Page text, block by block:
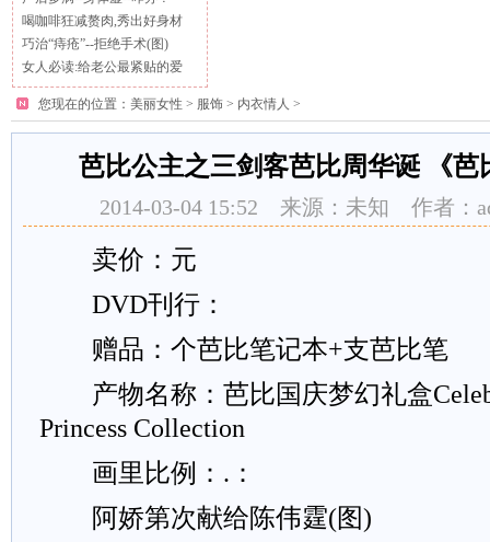
喝咖啡狂减赘肉,秀出好身材
巧治“痔疮”--拒绝手术(图)
女人必读:给老公最紧贴的爱
您现在的位置： 美丽女性 > 服饰 > 内衣情人 >
芭比公主之三剑客芭比周华诞 《芭
2014-03-04 15:52 来源：未知 作者
卖价：元
DVD刊行：
赠品：个芭比笔记本+支芭比笔
产物名称：芭比国庆梦幻礼盒
Princess Collection
画里比例：.：
阿娇第次献给陈伟霆(图)